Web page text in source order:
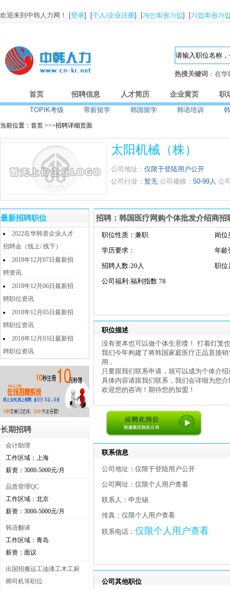
欢迎来到中韩人力网！ [登录] [个人/企业注册] [개인회원가입] [기업회원가
热搜关键词 ：在
首页 招聘信息 人才简历 企业黄页 职
TOPIK考级 带薪留学 韩国留学 韩语培训
当前位置：首页 >>>招聘详细页面
太阳机械（株）
公司地址： 仅限于登陆用户公开
公司行业： 暂无 公司规模： 50-99人 公
最新招聘职位
2022在华韩资企业人才
招聘会（线上/ 线下）
2018年12月07日最新招
聘资讯
2018年12月06日最新招
聘职位资讯
2018年12月05日最新招
聘职位资讯
2018年12月03日最新招
聘职位资讯
长期招聘
会计助理
工作区域：上海
薪资：3000-5000元/月
品质管理QC
工作区域：北京
薪资：3000-5000元/月
韩语翻译
工作区域：青岛
薪资：面议
出国招搬运工油漆工木工厨
师司机等职位
招聘：韩国医疗网购个体批发介绍商招
职位性质：兼职
岗位
学历要求：
年龄
招聘人数:20人
职位
公司福利:福利指数 78
职位描述
没有资本也可以做个体生意喽！ 打着灯笼
我们今年构建了将韩国家庭医疗正品直接
用，
只要跟我们联系申请，就可以成为个体介绍
具体内容请跟我们联系，我们会详细为您
欢迎您的咨询！期待您的加盟！
联系信息
公司地址：仅限于登陆用户公开
公司网址：仅限个人用户查看
联系人：申忠锡
传真：仅限个人用户查看
联系电话： 仅限个人用户查看
公司其他职位